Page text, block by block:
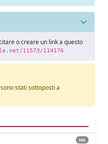
o creare un link a questo
11573/114176
stati sottoposti a
ND